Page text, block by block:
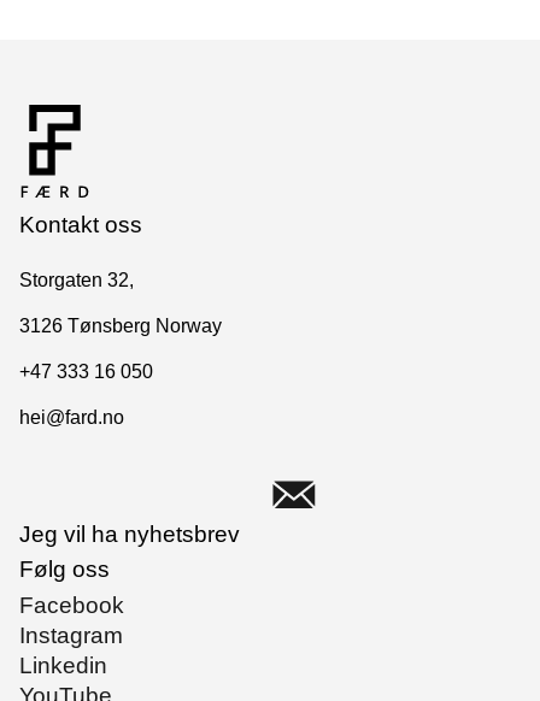
Kontakt oss
Storgaten 32,
3126 Tønsberg Norway
+47 333 16 050
hei@fard.no
Jeg vil ha nyhetsbrev
Følg oss
Facebook
Instagram
Linkedin
YouTube